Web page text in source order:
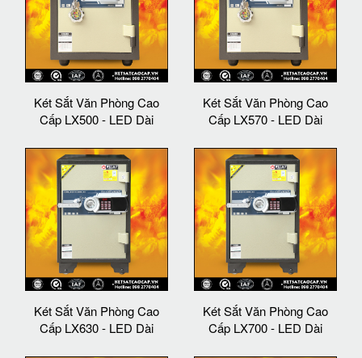
Két Sắt Văn Phòng Cao
Cấp LX500 - LED Dài
Két Sắt Văn Phòng Cao
Cấp LX570 - LED Dài
Két Sắt Văn Phòng Cao
Cấp LX630 - LED Dài
Két Sắt Văn Phòng Cao
Cấp LX700 - LED Dài